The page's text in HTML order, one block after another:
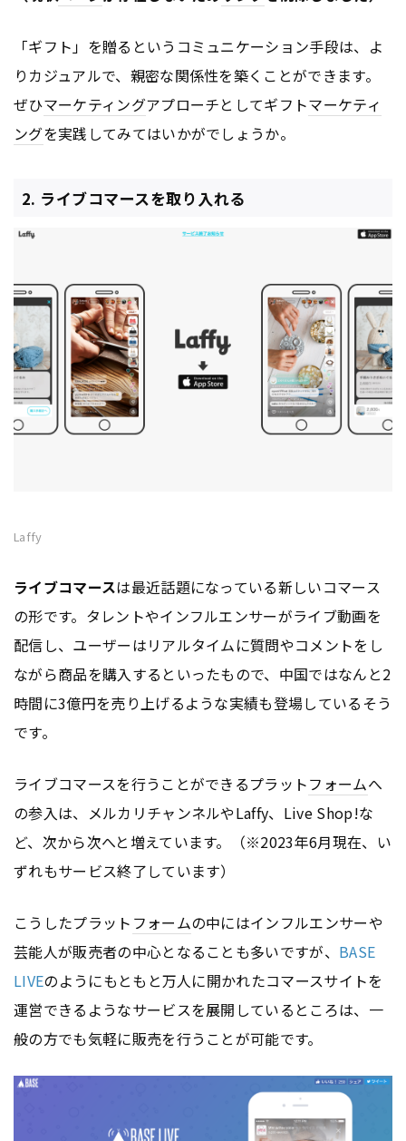
「ギフト」を贈るというコミュニケーション手段は、よ
りカジュアルで、親密な関係性を築くことができます。
ぜひマーケティングアプローチとしてギフトマーケティ
ングを実践してみてはいかがでしょうか。
2. ライブコマースを取り入れる
Laffy
ライブコマースは最近話題になっている新しいコマース
の形です。タレントやインフルエンサーがライブ動画を
配信し、ユーザーはリアルタイムに質問やコメントをし
ながら商品を購入するといったもので、中国ではなんと2
時間に3億円を売り上げるような実績も登場しているそう
です。
ライブコマースを行うことができるプラットフォームへ
の参入は、メルカリチャンネルやLaffy、Live Shop!な
ど、次から次へと増えています。（※2023年6月現在、い
ずれもサービス終了しています）
こうしたプラット フォームの中にはインフルエンサーや
芸能人が販売者の中心となることも多いですが、 BASE
LIVEのようにもともと万人に開かれたコマースサイトを
運営できるようなサービスを展開しているところは、一
般の方でも気軽に販売を行うことが可能です。